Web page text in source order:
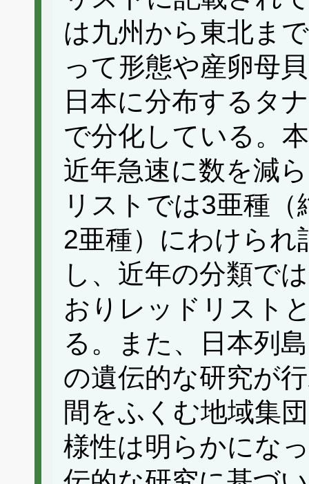
は九州から東北ま
って形態や産卵母
日本に分布するタ
で分化している。
近年急速に数を減
リストでは3亜種
2亜種）にわけら
し、近年の分類で
おりレッドリスト
る。また、日本列
の遺伝的な研究が
間をふくむ地域集
様性は明らかにな